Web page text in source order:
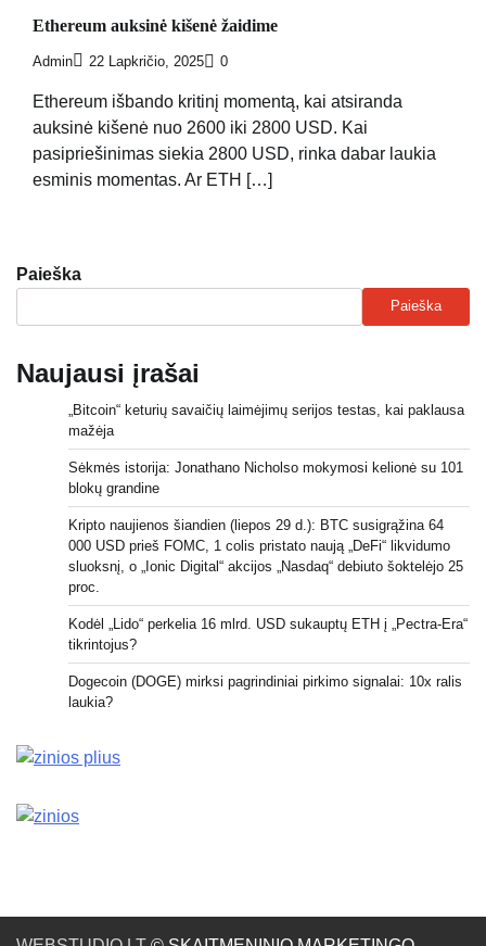
Ethereum auksinė kišenė žaidime
Admin 22 Lapkričio, 2025 0
Ethereum išbando kritinį momentą, kai atsiranda
auksinė kišenė nuo 2600 iki 2800 USD. Kai
pasipriešinimas siekia 2800 USD, rinka dabar laukia
esminis momentas. Ar ETH […]
Paieška
Paieška
Naujausi įrašai
„Bitcoin“ keturių savaičių laimėjimų serijos testas, kai paklausa
mažėja
Sėkmės istorija: Jonathano Nicholso mokymosi kelionė su 101
blokų grandine
Kripto naujienos šiandien (liepos 29 d.): BTC susigrąžina 64
000 USD prieš FOMC, 1 colis pristato naują „DeFi“ likvidumo
sluoksnį, o „Ionic Digital“ akcijos „Nasdaq“ debiuto šoktelėjo 25
proc.
Kodėl „Lido“ perkelia 16 mlrd. USD sukauptų ETH į „Pectra-Era“
tikrintojus?
Dogecoin (DOGE) mirksi pagrindiniai pirkimo signalai: 10x ralis
laukia?